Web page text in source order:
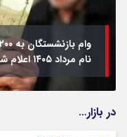
نام مرداد ۱۴۰۵ اعلام شد
در بازار…